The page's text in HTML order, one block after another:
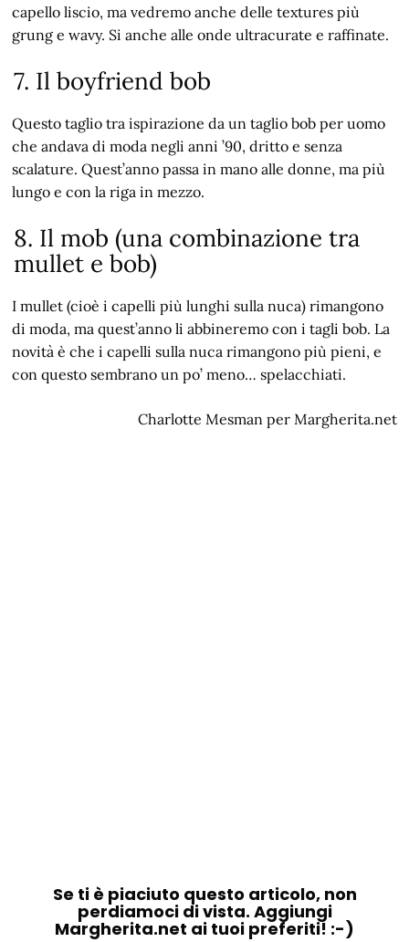
capello liscio, ma vedremo anche delle textures più
grung e wavy. Si anche alle onde ultracurate e raffinate.
7. Il boyfriend bob
Questo taglio tra ispirazione da un taglio bob per uomo
che andava di moda negli anni ’90, dritto e senza
scalature. Quest’anno passa in mano alle donne, ma più
lungo e con la riga in mezzo.
8. Il mob (una combinazione tra
mullet e bob)
I mullet (cioè i capelli più lunghi sulla nuca) rimangono
di moda, ma quest’anno li abbineremo con i tagli bob. La
novità è che i capelli sulla nuca rimangono più pieni, e
con questo sembrano un po’ meno… spelacchiati.
Charlotte Mesman per Margherita.net
Se ti è piaciuto questo articolo, non
perdiamoci di vista. Aggiungi
Margherita.net ai tuoi preferiti! :-)